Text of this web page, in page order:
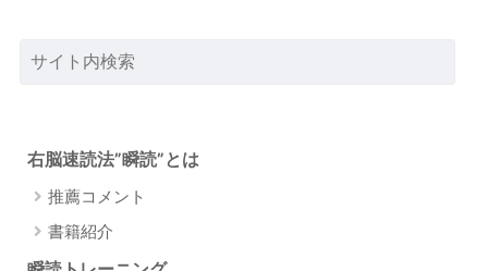
右脳速読法”瞬読”とは
推薦コメント
書籍紹介